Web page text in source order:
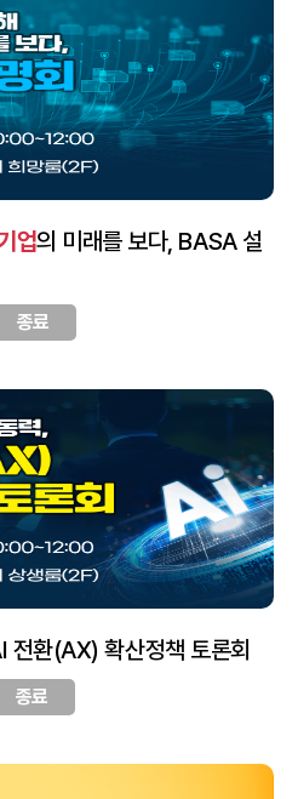
업의 미래를 보다, BASA 설
종료
전환(AX) 확산정책 토론회
종료